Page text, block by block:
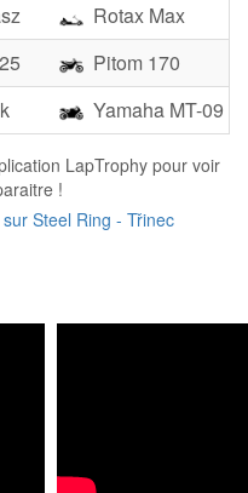
Rotax Max
Pitom 170
Yamaha MT-09
LapTrophy pour voir
!
Steel Ring - Třinec